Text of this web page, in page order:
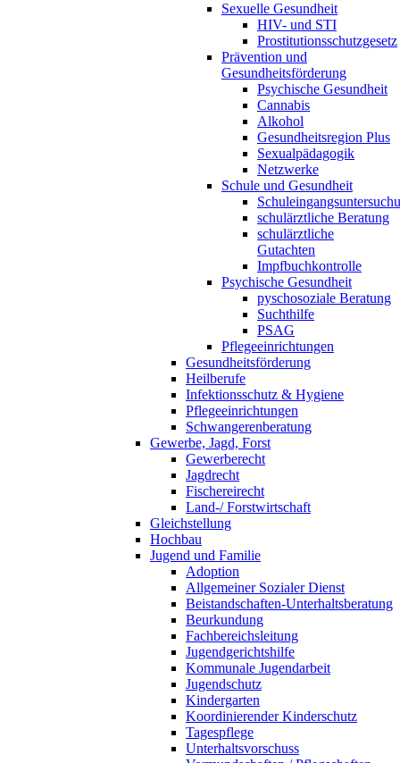
Sexuelle Gesundheit
HIV- und STI
Prostitutionsschutzgesetz
Prävention und
Gesundheitsförderung
Psychische Gesundheit
Cannabis
Alkohol
Gesundheitsregion Plus
Sexualpädagogik
Netzwerke
Schule und Gesundheit
schulärztliche Beratung
schulärztliche
Gutachten
Impfbuchkontrolle
Psychische Gesundheit
pyschosoziale Beratung
Suchthilfe
PSAG
Pflegeeinrichtungen
Gesundheitsförderung
Heilberufe
Infektionsschutz & Hygiene
Pflegeeinrichtungen
Schwangerenberatung
Gewerbe, Jagd, Forst
Gewerberecht
Jagdrecht
Fischereirecht
Land-/ Forstwirtschaft
Gleichstellung
Hochbau
Jugend und Familie
Adoption
Allgemeiner Sozialer Dienst
Beistandschaften-Unterhaltsberatung
Beurkundung
Fachbereichsleitung
Jugendgerichtshilfe
Kommunale Jugendarbeit
Jugendschutz
Kindergarten
Koordinierender Kinderschutz
Tagespflege
Unterhaltsvorschuss